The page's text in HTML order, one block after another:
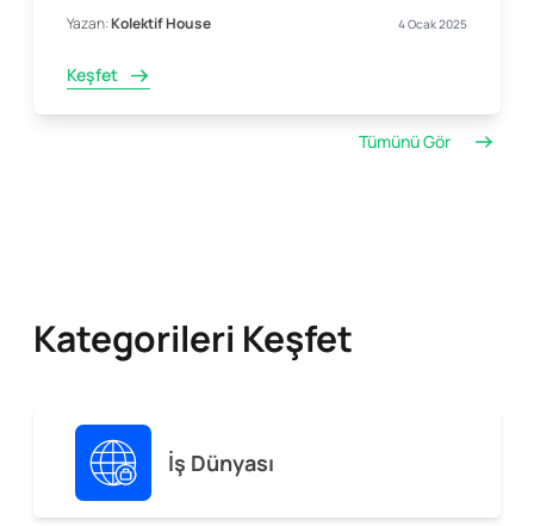
Yazan:Kolektif House 4 Ocak 2025
Keşfet
Tümünü Gör
Kategorileri Keşfet
İş Dünyası